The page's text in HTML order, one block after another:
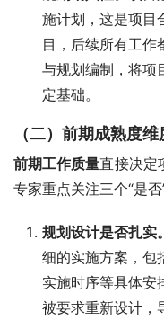
施计划，这是项目
目，后续所有工
与规划编制，将项
定基础。
（二）前期成熟度
前期工作质量直接决定
专家重点关注三个“是否
规划设计是否扎实。
细的实施方案，包
实施时序等具体安
被要求重新设计，